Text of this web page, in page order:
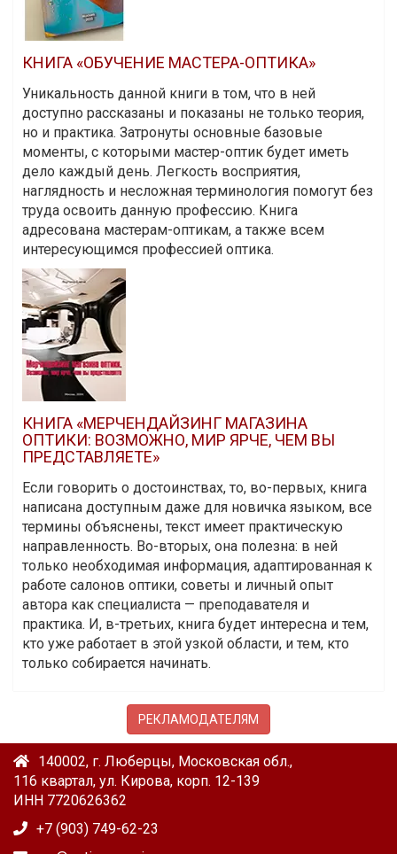
КНИГА «ОБУЧЕНИЕ МАСТЕРА-ОПТИКА»
Уникальность данной книги в том, что в ней
доступно рассказаны и показаны не только теория,
но и практика. Затронуты основные базовые
моменты, с которыми мастер-оптик будет иметь
дело каждый день. Легкость восприятия,
наглядность и несложная терминология помогут без
труда освоить данную профессию. Книга
адресована мастерам-оптикам, а также всем
интересующимся профессией оптика.
КНИГА «МЕРЧЕНДАЙЗИНГ МАГАЗИНА
ОПТИКИ: ВОЗМОЖНО, МИР ЯРЧЕ, ЧЕМ ВЫ
ПРЕДСТАВЛЯЕТЕ»
Если говорить о достоинствах, то, во-первых, книга
написана доступным даже для новичка языком, все
термины объяснены, текст имеет практическую
направленность. Во-вторых, она полезна: в ней
только необходимая информация, адаптированная к
работе салонов оптики, советы и личный опыт
автора как специалиста — преподавателя и
практика. И, в-третьих, книга будет интересна и тем,
кто уже работает в этой узкой области, и тем, кто
только собирается начинать.
РЕКЛАМОДАТЕЛЯМ
140002, г. Люберцы, Московская обл.,
116 квартал, ул. Кирова, корп. 12-139
ИНН 7720626362
+7 (903) 749-62-23